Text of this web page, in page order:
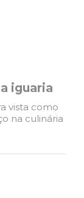
iguaria
vista como
na culinária